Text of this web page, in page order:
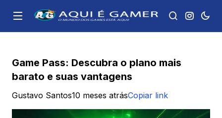
Game Pass: Descubra o plano mais
barato e suas vantagens
Gustavo Santos10 meses atrásCopiar link